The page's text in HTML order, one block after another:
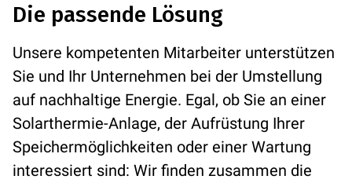
Die passende Lösung
Unsere kompetenten Mitarbeiter unterstützen
Sie und Ihr Unternehmen bei der Umstellung
auf nachhaltige Energie. Egal, ob Sie an einer
Solarthermie-Anlage, der Aufrüstung Ihrer
Speichermöglichkeiten oder einer Wartung
interessiert sind: Wir finden zusammen die